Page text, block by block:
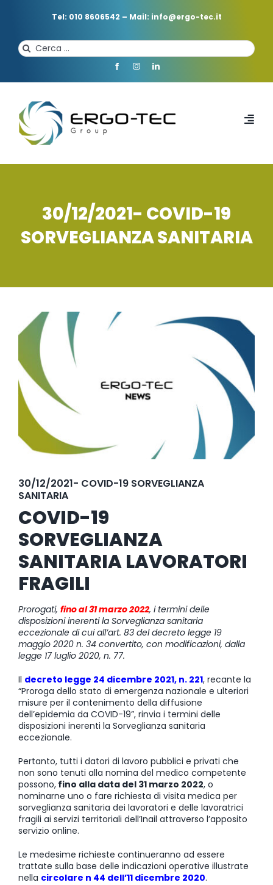
Tel: 010 8606542 – Mail: info@ergo-tec.it
Cerca
per:
HOME
CHI SIAMO
PROFESSIONISTI
SERVIZI
FORMAZIONE
NEWS
EVENTI NOVITÀ
CONTATTI
30/12/2021- COVID-19
SORVEGLIANZA SANITARIA
Ingrandisci
immagine
30/12/2021- COVID-19 SORVEGLIANZA
SANITARIA
COVID-19
SORVEGLIANZA
SANITARIA LAVORATORI
FRAGILI
Prorogati, fino al 31 marzo 2022, i termini delle
disposizioni inerenti la Sorveglianza sanitaria
eccezionale di cui all’art. 83 del decreto legge 19
maggio 2020 n. 34 convertito, con modificazioni, dalla
legge 17 luglio 2020, n. 77.
Il decreto legge 24 dicembre 2021, n. 221, recante la
“Proroga dello stato di emergenza nazionale e ulteriori
misure per il contenimento della diffusione
dell’epidemia da COVID-19”, rinvia i termini delle
disposizioni inerenti la Sorveglianza sanitaria
eccezionale.
Pertanto, tutti i datori di lavoro pubblici e privati che
non sono tenuti alla nomina del medico competente
possono, fino alla data del 31 marzo 2022, o
nominarne uno o fare richiesta di visita medica per
sorveglianza sanitaria dei lavoratori e delle lavoratrici
fragili ai servizi territoriali dell’Inail attraverso l’apposito
servizio online.
Le medesime richieste continueranno ad essere
trattate sulla base delle indicazioni operative illustrate
nella circolare n 44 dell’11 dicembre 2020.